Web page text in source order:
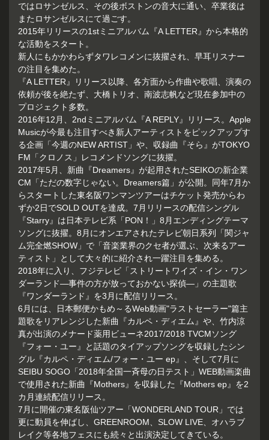
ではロサンゼルス、その後ボストンの音大に通い、卒業後は
またロサンゼルスにて過ごす。
2015年リリースの1stミニアルバム『A LETTER』から本格的
な活動をスタート。
新人にもかかわらずタワレコメンに抜擢され、早耳リスナー
の注目を集めた。
『A LETTER』リリース以降、各方面から作曲や歌唱、演奏の
依頼が後を絶たず、大橋トリオ、南波志帆など現在参加中の
プロジェクト多数。
2016年12月、2ndミニアルバム『A REPLY』リリース。Apple
Musicが今最も注目すべき新人アーティストをピックアップす
る企画「今週のNEW ARTIST」や、収録曲『そら』がTOKYO
FM「クロノス」レコメンドソングに抜擢。
2017年5月、新曲『Dreamers』が起用されたSEIKOの新企業
CM「ただの数字じゃない。Dreamers篇」が公開。同年7月か
らスタートした東名阪ワンマンツアーはチケット発売からわ
ずか2日でSOLD OUTを達成。7月リリースの配信シングル
『Starry』は日本テレビ系「PON！」8月エンディングテーマ
ソングに抜擢。8月にオンエアされたテレビ朝日系列「関ジャ
ム完全燃SHOW」で「音楽業界のクセ者が選ぶ、次来るアー
ティスト」として大々的に紹介され一躍注目を集める。
2018年に入り、フジテレビ「ストリートワイズ・イン・ワン
ダーランド―事件の方が放っておかない探偵―」の主題歌
『ワンダーランド』を3月に配信リリース。
6月には、日本郵便かもめ～るWeb動画"ラストセーラー"篇主
題歌をリアレンジした新曲『カルペ・ディエム』や、竹内涼
真が出演のメナード薬用ビューネ2017/2018 TVCMソング
『フォー・ユー』と話題のタイアップソングを収録したシン
グル『カルペ・ディエム/フォー・ユー ep』、そして7月に
SEIBU SOGO「2018年全国一斉母の日テスト」WEB動画楽曲
で使用された新曲『Mothers』を収録した『Mothers ep』を2
カ月連続配信リリース。
7月に開催の東名阪仙ツアー「WONDERLAND TOUR」では
更に動員を伸ばし、GREENROOM、SLOW LIVE、オハラブ
レイク等各地フェスにも続々と出演決定してきている。